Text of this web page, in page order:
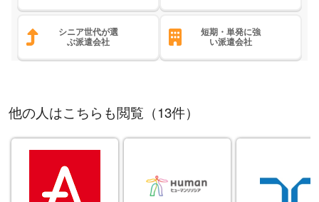
シニア世代が選
ぶ派遣会社
短期・単発に強
い派遣会社
他の人はこちらも閲覧（13件）